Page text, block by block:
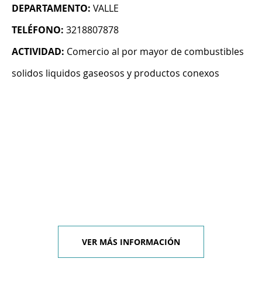
DEPARTAMENTO: VALLE
TELÉFONO: 3218807878
ACTIVIDAD: Comercio al por mayor de combustibles
solidos liquidos gaseosos y productos conexos
VER MÁS INFORMACIÓN